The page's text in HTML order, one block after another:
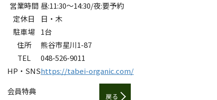
営業時間 昼:11:30～14:30/夜:要予約
定休日
日・木
駐車場
1台
住所
熊谷市星川1-87
TEL
048-526-9011
HP・SNShttps://tabei-organic.com/
会員特典
戻る